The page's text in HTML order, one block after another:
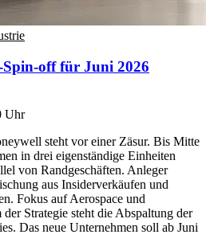
Spin-off für Juni 2026
Uhr
steht vor einer Zäsur. Bis Mitte
in drei eigenständige Einheiten
von Randgeschäften. Anleger
aus Insiderverkäufen und
Fokus auf Aerospace und
Strategie steht die Abspaltung der
Das neue Unternehmen soll ab Juni